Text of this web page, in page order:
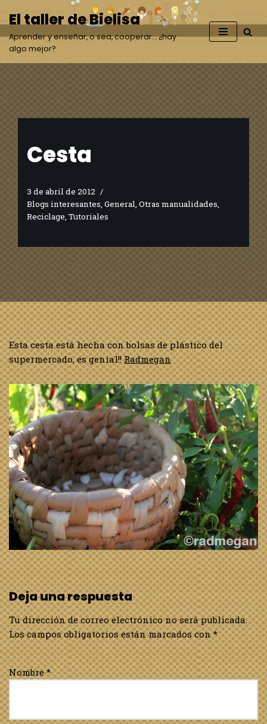
Saltar
al
contenido
El taller de Bielisa
Aprender y enseñar, o sea, cooperar… ¿hay
algo mejor?
Cesta
3 de abril de 2012
Blogs interesantes, General, Otras manualidades,
Reciclage, Tutoriales
Esta cesta está hecha con bolsas de plástico del
supermercado, es genial!!Radmegan
Deja una respuesta
Tu dirección de correo electrónico no será publicada.
Los campos obligatorios están marcados con*
Nombre*